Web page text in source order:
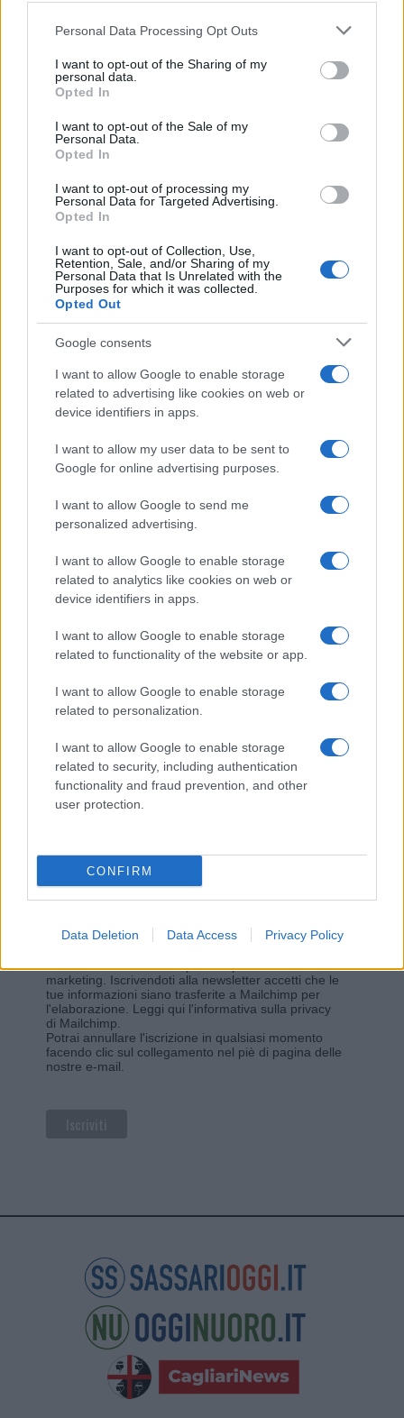
Please note that this website/app uses one or more Google
not limited to your visit or usage behaviour. You may click to
grant or deny consent to Google and its third-party tags to
use your data for below specified purposes in below Google
consent section.
Personal Data Processing Opt Outs
I want to opt-out of the Sharing of my
personal data.
Opted In
I want to opt-out of the Sale of my
Personal Data.
Opted In
I want to opt-out of processing my
Personal Data for Targeted Advertising.
Opted In
I want to opt-out of Collection, Use,
Retention, Sale, and/or Sharing of my
Personal Data that Is Unrelated with the
Purposes for which it was collected.
Opted Out
Google consents
I want to allow Google to enable storage
related to advertising like cookies on web or
device identifiers in apps.
I want to allow my user data to be sent to
Google for online advertising purposes.
I want to allow Google to send me
personalized advertising.
I want to allow Google to enable storage
related to analytics like cookies on web or
device identifiers in apps.
I want to allow Google to enable storage
related to functionality of the website or app.
I want to allow Google to enable storage
related to personalization.
I want to allow Google to enable storage
related to security, including authentication
functionality and fraud prevention, and other
user protection.
CONFIRM
Data Deletion Data Access Privacy Policy
Mario Malu
Martina Agostina Diturco
I nostri cari
I nostri cari
I nostri cari
Giovannimaria Cabras
Invia un Comunicato Stampa|Pubblicità|
Vuoi rimanere sempre aggiornato?
Iscriviti alla newsletter di Gallura Oggi e ricevi le nostre
*campo obbligatorio
Indirizzo email *
Utilizziamo Mailchimp come piattaforma di
marketing. Iscrivendoti alla newsletter accetti che le
tue informazioni siano trasferite a Mailchimp per
l'elaborazione. Leggi qui l'informativa sulla privacy
di Mailchimp
Potrai annullare l'iscrizione in qualsiasi momento
facendo clic sul collegamento nel piè di pagina delle
nostre e-mail.